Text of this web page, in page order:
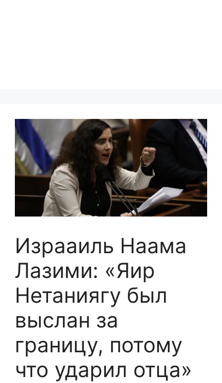
Израаиль Наама
Лазими: «Яир
Нетаниягу был
выслан за
границу, потому
что ударил отца»